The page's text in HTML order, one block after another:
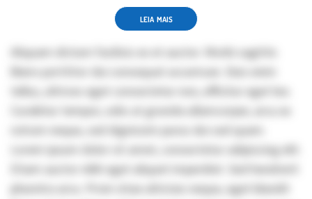
LEIA MAIS
Aliquam dictum facilisis ex et auctor. Morbi sagittis
libero porttitor dui consequat accumsan. Duis enim
tellus, ultrices eget consectetur non, efficitur eget leo.
Curabitur tempor, odio at gravida ullamcorper, arcu ex
rutrum neque, sed dignissim purus dui sed quam.
Lorem ipsum dolor sit amet, consectetur adipiscing elit.
Etiam auctor nibh eget aliquet imperdiet. Sed hendrerit
pharetra arcu. Proin vitae ultricies neque, eget blandit